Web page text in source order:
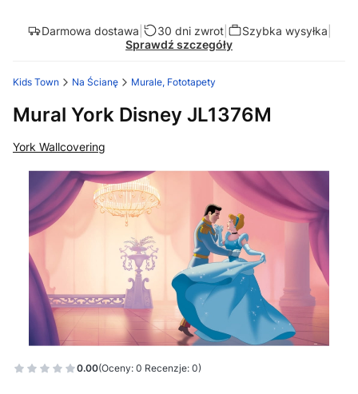
Darmowa dostawa 30 dni zwrot| Szybka wysyłka
Sprawdź szczegóły
Kids Town Na Ścianę Murale, Fototapety
Mural York Disney JL1376M
York Wallcovering
0.00(Oceny: 0 Recenzje: 0)